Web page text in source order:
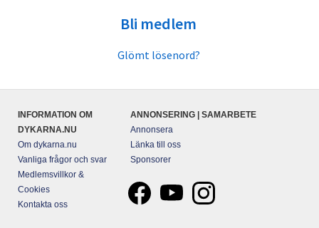
Bli medlem
Glömt lösenord?
INFORMATION OM
DYKARNA.NU
Om dykarna.nu
Vanliga frågor och svar
Medlemsvillkor &
Cookies
Kontakta oss
ANNONSERING | SAMARBETE
Annonsera
Länka till oss
Sponsorer